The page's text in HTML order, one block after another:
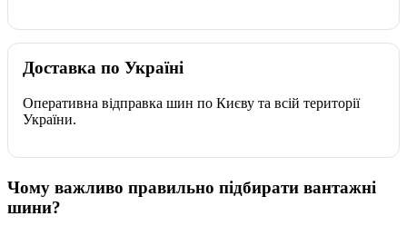
Доставка по Україні
Оперативна відправка шин по Києву та всій території
України.
Чому важливо правильно підбирати вантажні
шини?